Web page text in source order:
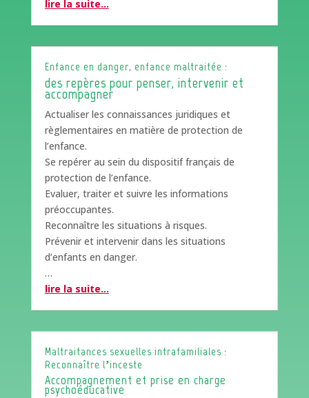
lire la suite…
Enfance en danger, enfance maltraitée :
des repères pour penser, intervenir et
accompagner
Actualiser les connaissances juridiques et
règlementaires en matière de protection de
l’enfance.
Se repérer au sein du dispositif français de
protection de l’enfance.
Evaluer, traiter et suivre les informations
préoccupantes.
Reconnaître les situations à risques.
Prévenir et intervenir dans les situations
d’enfants en danger.
…
lire la suite…
Maltraitances sexuelles intrafamiliales :
Reconnaître l’inceste
Accompagnement et prise en charge
psychoéducative